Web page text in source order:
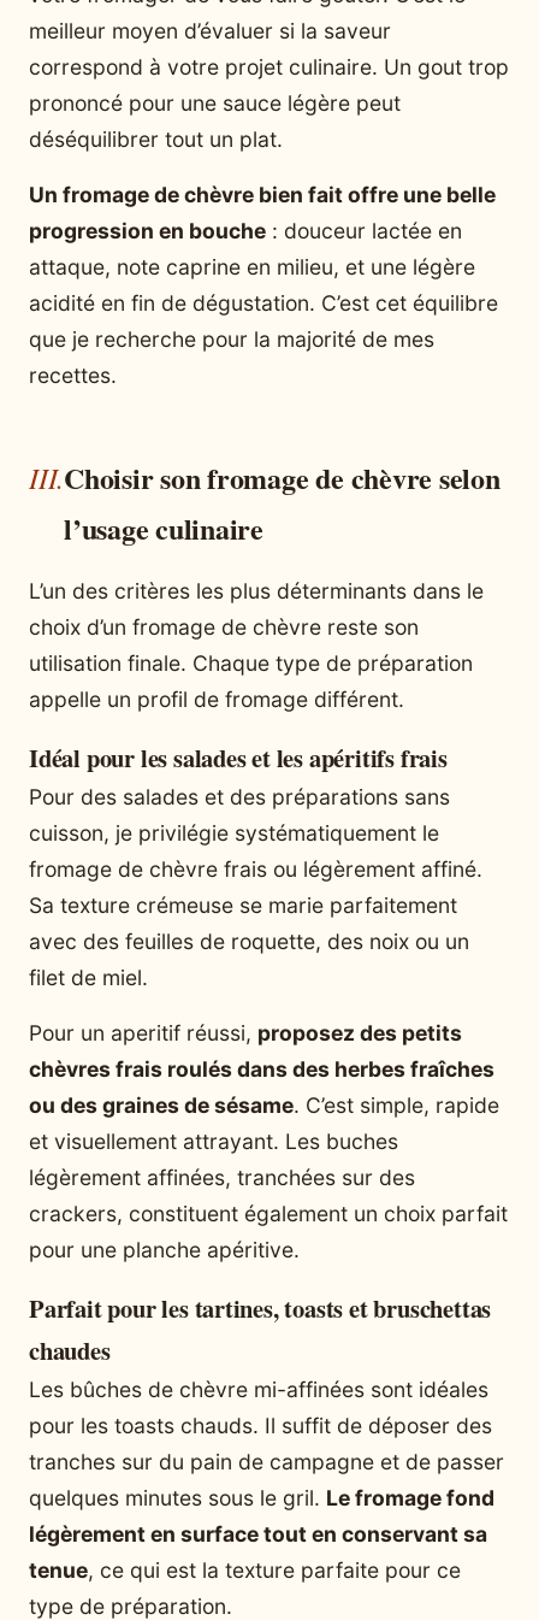
meilleur moyen d’évaluer si la saveur
correspond à votre projet culinaire. Un gout trop
prononcé pour une sauce légère peut
déséquilibrer tout un plat.
Un fromage de chèvre bien fait offre une belle
progression en bouche : douceur lactée en
attaque, note caprine en milieu, et une légère
acidité en fin de dégustation. C’est cet équilibre
que je recherche pour la majorité de mes
recettes.
Choisir son fromage de chèvre selon
l’usage culinaire
L’un des critères les plus déterminants dans le
choix d’un fromage de chèvre reste son
utilisation finale. Chaque type de préparation
appelle un profil de fromage différent.
Idéal pour les salades et les apéritifs frais
Pour des salades et des préparations sans
cuisson, je privilégie systématiquement le
fromage de chèvre frais ou légèrement affiné.
Sa texture crémeuse se marie parfaitement
avec des feuilles de roquette, des noix ou un
filet de miel.
Pour un aperitif réussi, proposez des petits
chèvres frais roulés dans des herbes fraîches
ou des graines de sésame. C’est simple, rapide
et visuellement attrayant. Les buches
légèrement affinées, tranchées sur des
crackers, constituent également un choix parfait
pour une planche apéritive.
Parfait pour les tartines, toasts et bruschettas
chaudes
Les bûches de chèvre mi-affinées sont idéales
pour les toasts chauds. Il suffit de déposer des
tranches sur du pain de campagne et de passer
quelques minutes sous le gril. Le fromage fond
légèrement en surface tout en conservant sa
tenue, ce qui est la texture parfaite pour ce
type de préparation.